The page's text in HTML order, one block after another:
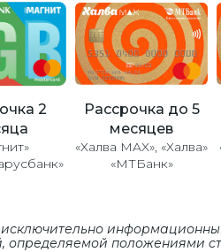
2
Рассрочка до 5
месяцев
«Халва MAX», «Халва»
«МТБанк»
определяемой положениями